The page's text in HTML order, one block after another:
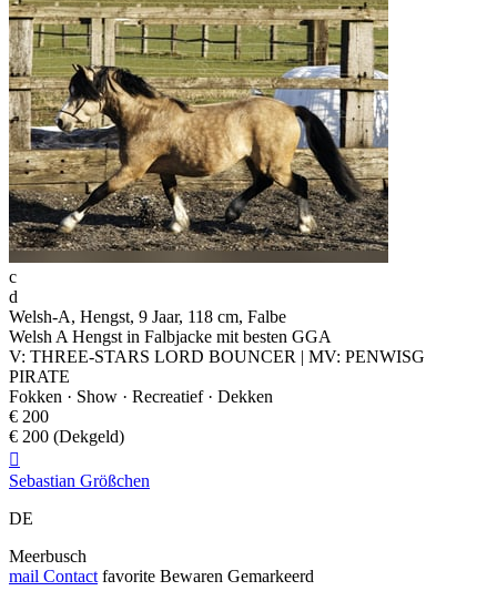
c
d
Welsh-A, Hengst, 9 Jaar, 118 cm, Falbe
Welsh A Hengst in Falbjacke mit besten GGA
V: THREE-STARS LORD BOUNCER | MV: PENWISG
PIRATE
Fokken · Show · Recreatief · Dekken
€ 200
€ 200 (Dekgeld)

Sebastian Größchen
DE
Meerbusch
mail Contact favorite Bewaren Gemarkeerd